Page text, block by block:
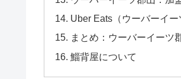
Uber Eats（ウーバーイ
まとめ：ウーバーイーツ
鯔背屋について